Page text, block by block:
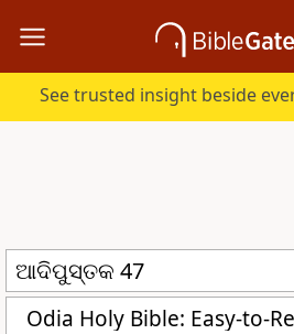
See trusted insight beside